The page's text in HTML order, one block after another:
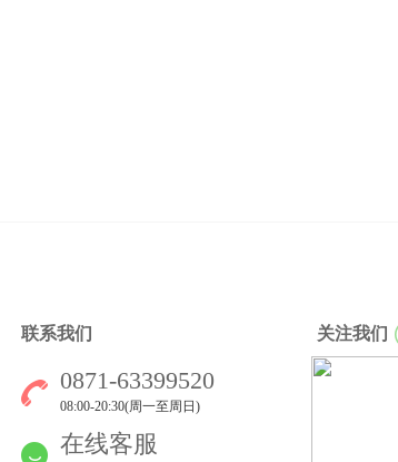
联系我们
0871-63399520
08:00-20:30(周一至周日)
在线客服
关注我们